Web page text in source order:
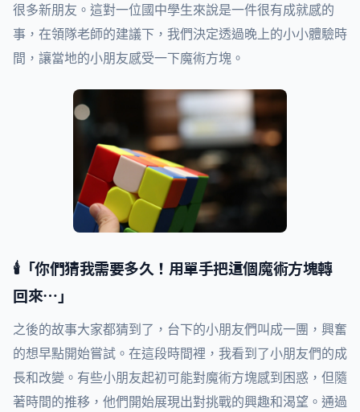
很多新朋友。這對一位國中學生來說是一件很有成就感的
事，在領隊老師的建議下，我們決定透過晚上的小小體驗時
間，讓當地的小朋友感受一下魔術方塊。
🕯️「你們猜我需要多久！用單手把這個魔術方塊轉
回來…」
之後的故事大家都猜到了，台下的小朋友們叫成一團，興奮
的想早點開始嘗試。在這段時間裡，我看到了小朋友們的成
長和改變。有些小朋友起初可能對魔術方塊感到困惑，但隨
著時間的推移，他們開始展現出對挑戰的興趣和渴望。通過